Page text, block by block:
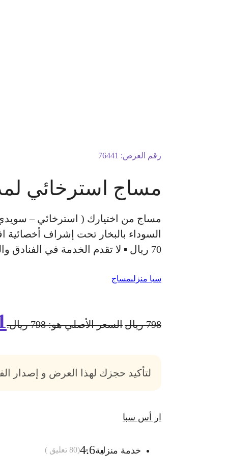
رقم العرض: 76441
مساج استرخائي لمدة 45 دقيقة + تنظيف بشرة عميق وإزالة الرؤوس
70 ريال ▪ لا تقدم الخدمة في الفنادق والشقق المفروشة
سبا منزليمساج
798 ريالالسعر الأصلي هو: 798 ريال.
لتأكيد حجزك لهذا العرض و إصدار
ار أس سبا
خدمة منزلية4.6
(
80 تعليق )